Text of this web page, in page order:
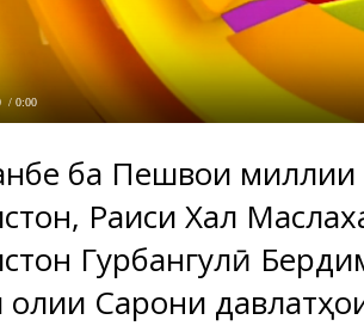
/ 0:00
ба Пешвои
Раиси Халқ
Гурбангулӣ
олии Сарони